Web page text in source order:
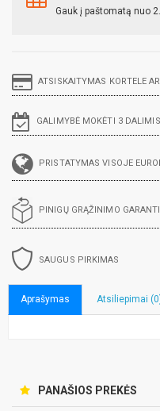
Gauk į paštomatą nuo
ATSISKAITYMAS KORTELE
GALIMYBĖ MOKĖTI 3
PRISTATYMAS VISOJE
PINIGŲ GRĄŽINIMO
SAUGUS PIRKIMAS
Aprašymas Atsiliepimai
PANAŠIOS PREKĖS